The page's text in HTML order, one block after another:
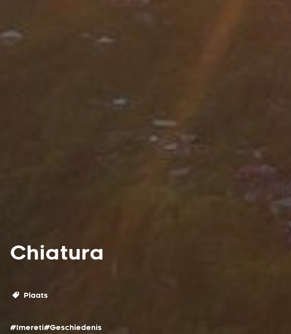
Chiatura
Plaats
#Imereti#Geschiedenis